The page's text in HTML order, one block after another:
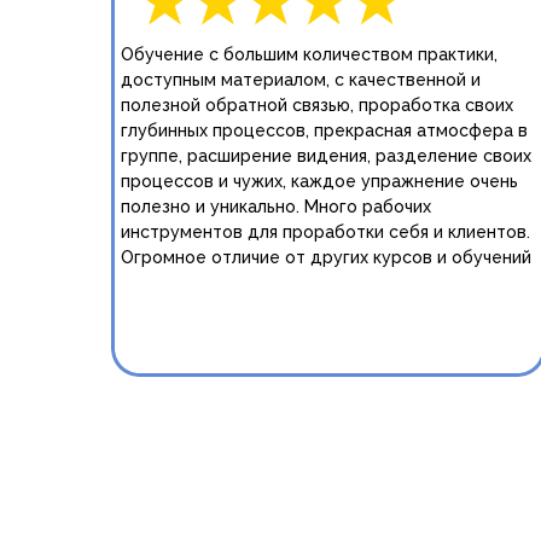
Обучение с большим количеством практики,
доступным материалом, с качественной и
полезной обратной связью, проработка своих
глубинных процессов, прекрасная атмосфера в
группе, расширение видения, разделение своих
процессов и чужих, каждое упражнение очень
полезно и уникально. Много рабочих
инструментов для проработки себя и клиентов.
Огромное отличие от других курсов и обучений